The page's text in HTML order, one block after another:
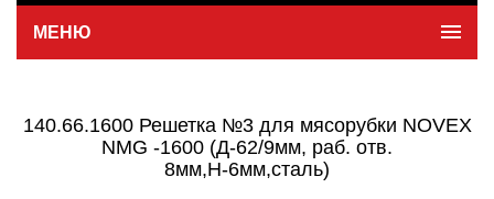
МЕНЮ
140.66.1600 Решетка №3 для мясорубки NOVEX
NMG -1600 (Д-62/9мм, раб. отв.
8мм,Н-6мм,сталь)